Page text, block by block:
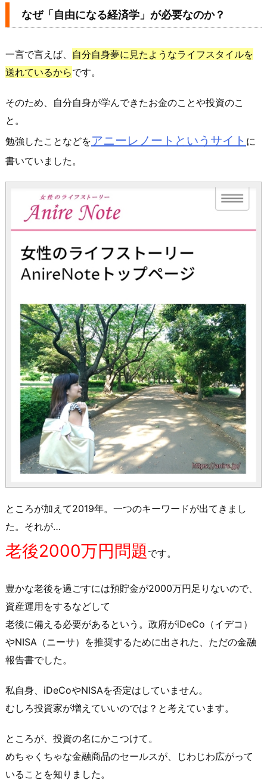
学」
と
由
起
を
方
法
なぜ「自由になる経済学」が必要なのか？
一言で言えば、 自分自身夢に見たようなライフスタイルを
送れているからです。
そのため、自分自身が学んできたお金のことや投資のこ
と。
勉強したことなどをアニーレノートというサイト に
書いていました。
ところが加えて2019年。一つのキーワードが出てきまし
た。それが…
老後2000万円問題 です。
豊かな老後を過ごすには預貯金が2000万円足りないので、
資産運用をするなどして
老後に備える必要があるという。政府がiDeCo（イデコ）
やNISA（ニーサ）を推奨するために出された、ただの金融
報告書でした。
私自身、iDeCoやNISAを否定はしていません。
むしろ投資家が増えていいのでは？と考えています。
ところが、投資の名にかこつけて。
めちゃくちゃな金融商品のセールスが、じわじわ広がって
いることを知りました。